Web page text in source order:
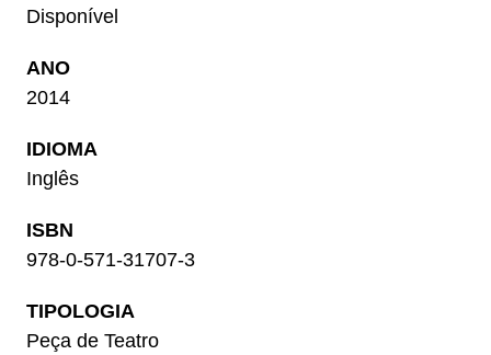
Disponível
ANO
2014
IDIOMA
Inglês
ISBN
978-0-571-31707-3
TIPOLOGIA
Peça de Teatro